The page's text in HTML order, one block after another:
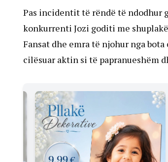
Pas incidentit të rëndë të ndodhur
konkurrenti Jozi goditi me
Fansat dhe emra të njohur nga
cilësuar aktin si të papranueshëm